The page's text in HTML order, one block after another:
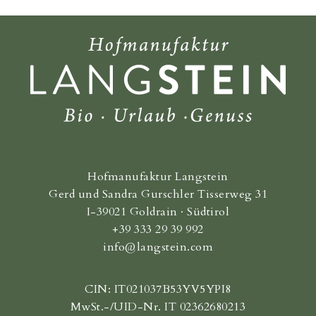
Hofmanufaktur Langstein
Gerd und Sandra Gurschler Tisserweg 31
I-39021 Goldrain · Südtirol
+39 333 29 39 992
info@langstein.com
CIN: IT021037B53YV5YPI8
MwSt.-/UID-Nr. IT 02362680213